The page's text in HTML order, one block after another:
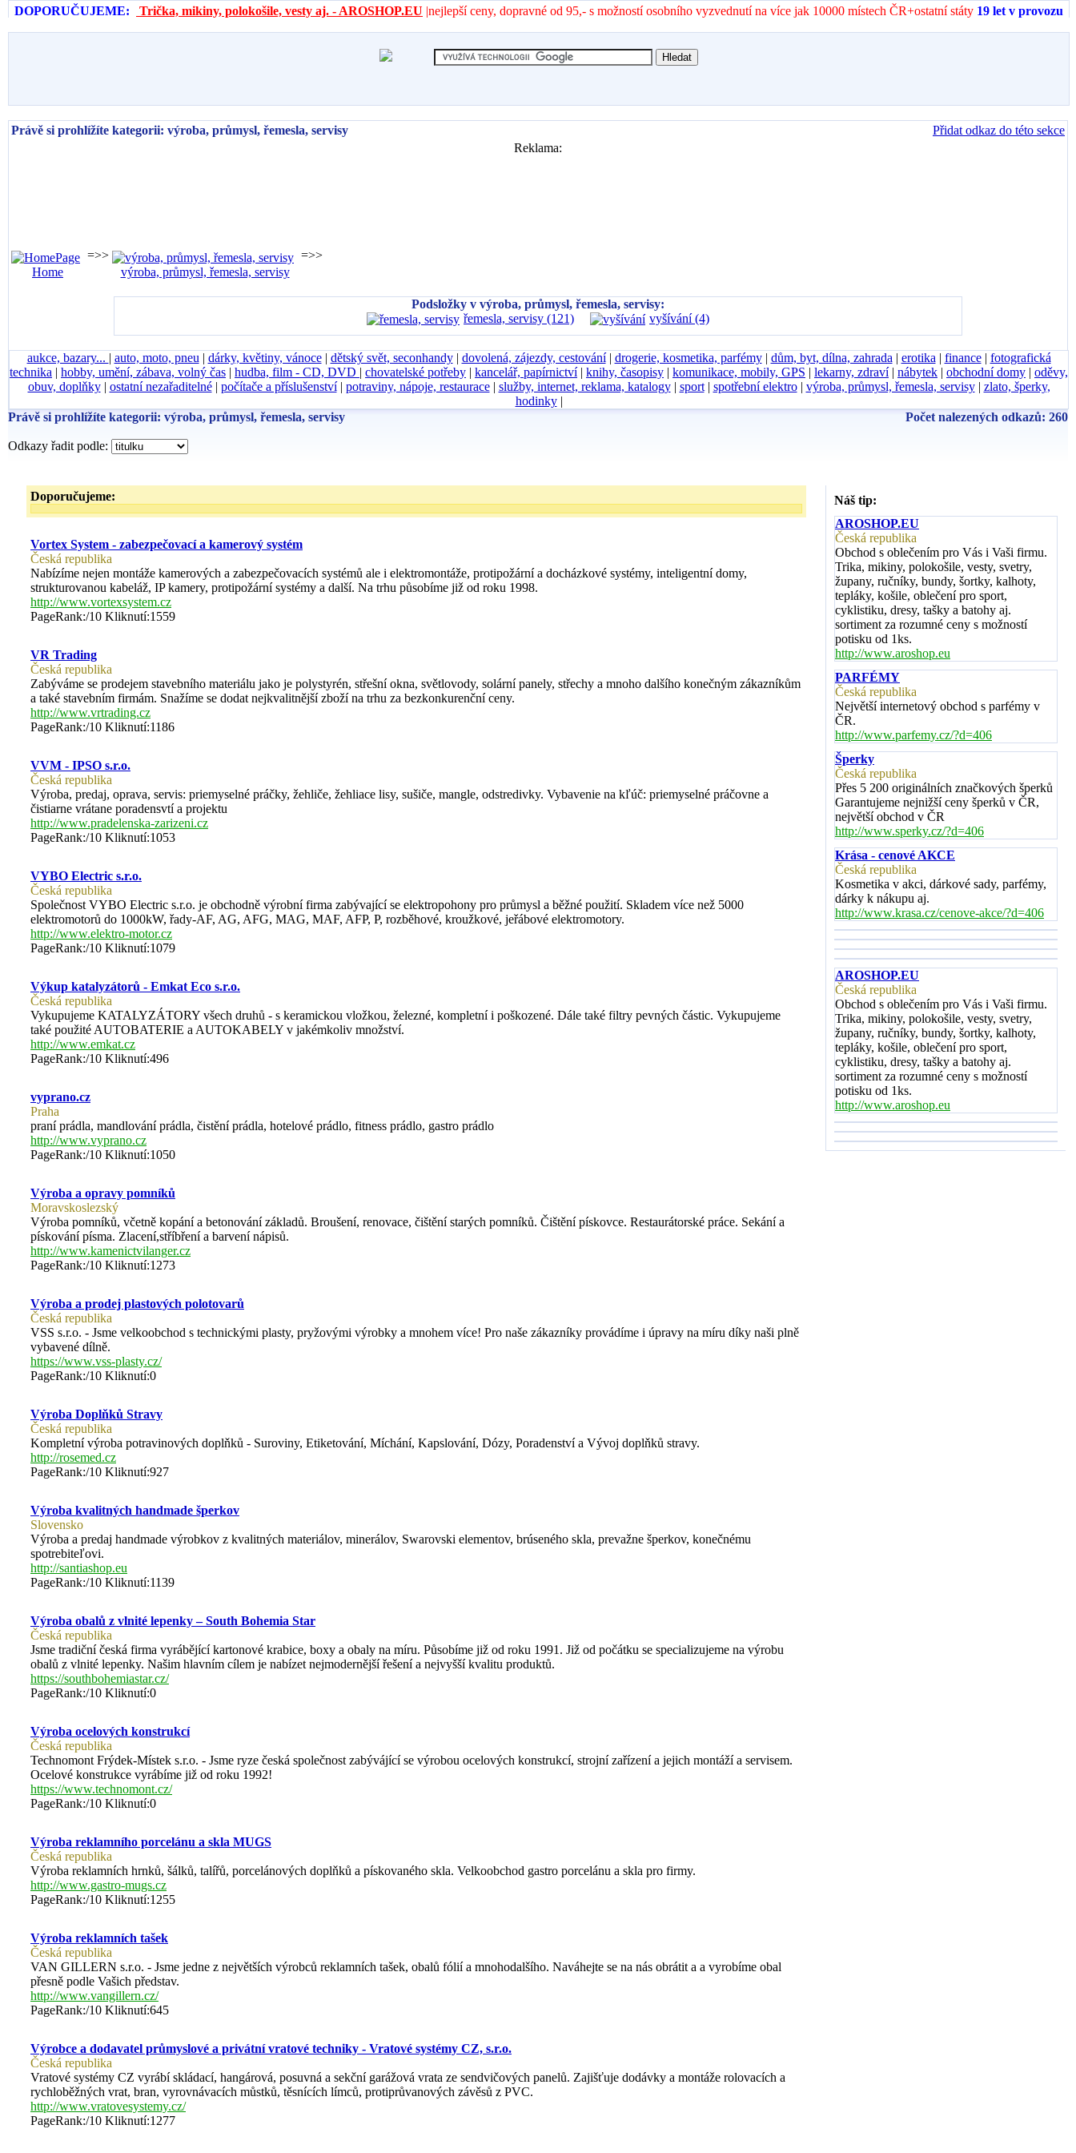
DOPORUČUJEME: Trička, mikiny, polokošile, vesty aj. - AROSHOP.EU |nejlepší ceny, dopravné od 95,- s možností osobního vyzvednutí na více jak 10000 místech ČR+ostatní státy 19 let v provozu
Právě si prohlížíte kategorii: výroba, průmysl, řemesla, servisy
Přidat odkaz do této sekce
Reklama:
Home
=>>
výroba, průmysl, řemesla, servisy
=>>
Podsložky v výroba, průmysl, řemesla, servisy:
řemesla, servisy (121)
vyšívání (4)
aukce, bazary... | auto, moto, pneu | dárky, květiny, vánoce| dětský svět, seconhandy| dovolená, zájezdy, cestování| drogerie, kosmetika, parfémy| dům, byt, dílna, zahrada | erotika | finance| fotografická
technika | hobby, umění, zábava, volný čas | hudba, film - CD, DVD | chovatelské potřeby | kancelář, papírnictví| knihy, časopisy | komunikace, mobily, GPS | lekarny, zdraví| nábytek | obchodní domy | oděvy,
obuv, doplňky| ostatní nezařaditelné| počítače a příslušenství| potraviny, nápoje, restaurace| služby, internet, reklama, katalogy| sport| spotřební elektro| výroba, průmysl, řemesla, servisy| zlato, šperky,
hodinky|
Právě si prohlížíte kategorii: výroba, průmysl, řemesla, servisy
Počet nalezených odkazů: 260
Odkazy řadit podle:
Doporučujeme:
Vortex System - zabezpečovací a kamerový systém
Česká republika
Nabízíme nejen montáže kamerových a zabezpečovacích systémů ale i elektromontáže, protipožární a docházkové systémy, inteligentní domy,
strukturovanou kabeláž, IP kamery, protipožární systémy a další. Na trhu působíme již od roku 1998.
http://www.vortexsystem.cz
PageRank:/10 Kliknutí:1559
VR Trading
Česká republika
Zabýváme se prodejem stavebního materiálu jako je polystyrén, střešní okna, světlovody, solární panely, střechy a mnoho dalšího konečným zákazníkům
a také stavebním firmám. Snažíme se dodat nejkvalitnější zboží na trhu za bezkonkurenční ceny.
http://www.vrtrading.cz
PageRank:/10 Kliknutí:1186
VVM - IPSO s.r.o.
Česká republika
Výroba, predaj, oprava, servis: priemyselné práčky, žehliče, žehliace lisy, sušiče, mangle, odstredivky. Vybavenie na kľúč: priemyselné práčovne a
čistiarne vrátane poradensvtí a projektu
http://www.pradelenska-zarizeni.cz
PageRank:/10 Kliknutí:1053
VYBO Electric s.r.o.
Česká republika
Společnost VYBO Electric s.r.o. je obchodně výrobní firma zabývající se elektropohony pro průmysl a běžné použití. Skladem více než 5000
elektromotorů do 1000kW, řady-AF, AG, AFG, MAG, MAF, AFP, P, rozběhové, kroužkové, jeřábové elektromotory.
http://www.elektro-motor.cz
PageRank:/10 Kliknutí:1079
Výkup katalyzátorů - Emkat Eco s.r.o.
Česká republika
Vykupujeme KATALYZÁTORY všech druhů - s keramickou vložkou, železné, kompletní i poškozené. Dále také filtry pevných částic. Vykupujeme
také použité AUTOBATERIE a AUTOKABELY v jakémkoliv množství.
http://www.emkat.cz
PageRank:/10 Kliknutí:496
vyprano.cz
Praha
praní prádla, mandlování prádla, čistění prádla, hotelové prádlo, fitness prádlo, gastro prádlo
http://www.vyprano.cz
PageRank:/10 Kliknutí:1050
Výroba a opravy pomníků
Moravskoslezský
Výroba pomníků, včetně kopání a betonování základů. Broušení, renovace, čištění starých pomníků. Čištění pískovce. Restaurátorské práce. Sekání a
pískování písma. Zlacení,stříbření a barvení nápisů.
http://www.kamenictvilanger.cz
PageRank:/10 Kliknutí:1273
Výroba a prodej plastových polotovarů
Česká republika
VSS s.r.o. - Jsme velkoobchod s technickými plasty, pryžovými výrobky a mnohem více! Pro naše zákazníky provádíme i úpravy na míru díky naši plně
vybavené dílně.
https://www.vss-plasty.cz/
PageRank:/10 Kliknutí:0
Výroba Doplňků Stravy
Česká republika
Kompletní výroba potravinových doplňků - Suroviny, Etiketování, Míchání, Kapslování, Dózy, Poradenství a Vývoj doplňků stravy.
http://rosemed.cz
PageRank:/10 Kliknutí:927
Výroba kvalitných handmade šperkov
Slovensko
Výroba a predaj handmade výrobkov z kvalitných materiálov, minerálov, Swarovski elementov, brúseného skla, prevažne šperkov, konečnému
spotrebiteľovi.
http://santiashop.eu
PageRank:/10 Kliknutí:1139
Výroba obalů z vlnité lepenky – South Bohemia Star
Česká republika
Jsme tradiční česká firma vyrábějící kartonové krabice, boxy a obaly na míru. Působíme již od roku 1991. Již od počátku se specializujeme na výrobu
obalů z vlnité lepenky. Našim hlavním cílem je nabízet nejmodernější řešení a nejvyšší kvalitu produktů.
https://southbohemiastar.cz/
PageRank:/10 Kliknutí:0
Výroba ocelových konstrukcí
Česká republika
Technomont Frýdek-Místek s.r.o. - Jsme ryze česká společnost zabývájící se výrobou ocelových konstrukcí, strojní zařízení a jejich montáží a servisem.
Ocelové konstrukce vyrábíme již od roku 1992!
https://www.technomont.cz/
PageRank:/10 Kliknutí:0
Výroba reklamního porcelánu a skla MUGS
Česká republika
Výroba reklamních hrnků, šálků, talířů, porcelánových doplňků a pískovaného skla. Velkoobchod gastro porcelánu a skla pro firmy.
http://www.gastro-mugs.cz
PageRank:/10 Kliknutí:1255
Výroba reklamních tašek
Česká republika
VAN GILLERN s.r.o. - Jsme jedne z největších výrobců reklamních tašek, obalů fólií a mnohodalšího. Naváhejte se na nás obrátit a a vyrobíme obal
přesně podle Vašich představ.
http://www.vangillern.cz/
PageRank:/10 Kliknutí:645
Výrobce a dodavatel průmyslové a privátní vratové techniky - Vratové systémy CZ, s.r.o.
Česká republika
Vratové systémy CZ vyrábí skládací, hangárová, posuvná a sekční garážová vrata ze sendvičových panelů. Zajišťuje dodávky a montáže rolovacích a
rychloběžných vrat, bran, vyrovnávacích můstků, těsnících límců, protiprůvanových závěsů z PVC.
http://www.vratovesystemy.cz/
PageRank:/10 Kliknutí:1277
Náš tip:
AROSHOP.EU
Česká republika
Obchod s oblečením pro Vás i Vaši firmu.
Trika, mikiny, polokošile, vesty, svetry,
župany, ručníky, bundy, šortky, kalhoty,
tepláky, košile, oblečení pro sport,
cyklistiku, dresy, tašky a batohy aj.
sortiment za rozumné ceny s možností
potisku od 1ks.
http://www.aroshop.eu
PARFÉMY
Česká republika
Největší internetový obchod s parfémy v
ČR.
http://www.parfemy.cz/?d=406
Šperky
Česká republika
Přes 5 200 originálních značkových šperků
Garantujeme nejnižší ceny šperků v ČR,
největší obchod v ČR
http://www.sperky.cz/?d=406
Krása - cenové AKCE
Česká republika
Kosmetika v akci, dárkové sady, parfémy,
dárky k nákupu aj.
http://www.krasa.cz/cenove-akce/?d=406
AROSHOP.EU
Česká republika
Obchod s oblečením pro Vás i Vaši firmu.
Trika, mikiny, polokošile, vesty, svetry,
župany, ručníky, bundy, šortky, kalhoty,
tepláky, košile, oblečení pro sport,
cyklistiku, dresy, tašky a batohy aj.
sortiment za rozumné ceny s možností
potisku od 1ks.
http://www.aroshop.eu